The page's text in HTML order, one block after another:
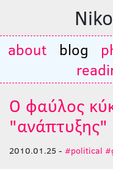
about blog
Ο φαύλος
"ανάπτυξης"
2010.01.25 - #political